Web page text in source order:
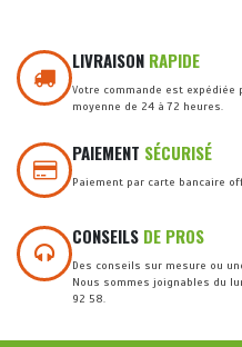
LIVRAISON RAPIDE
Votre commande est
moyenne de 24 à 72 heures.
PAIEMENT SÉCURISÉ
Paiement par carte bancaire
CONSEILS DE PROS
Des conseils sur mesure ou
Nous sommes joignables du
92 58.